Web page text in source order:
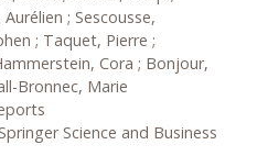
; Sescousse,
; Taquet, Pierre ;
Cora ; Bonjour,
Bronnec, Marie
Science and Business